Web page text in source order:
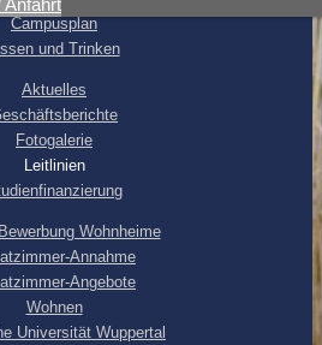
Anfahrt
Campusplan
und Trinken
Aktuelles
Fotogalerie
Leitlinien
Wohnheime
Annahme
Angebote
Wohnen
Universität Wuppertal